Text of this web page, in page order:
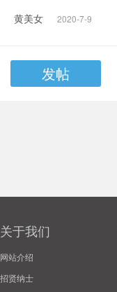
黄美女
2020-7-9
发帖
关于我们
网站介绍
招贤纳士